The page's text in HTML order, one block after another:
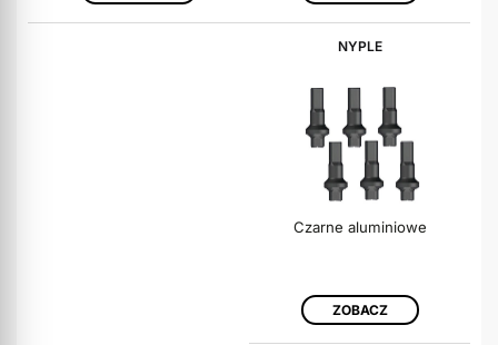
NYPLE
Czarne aluminiowe
ZOBACZ